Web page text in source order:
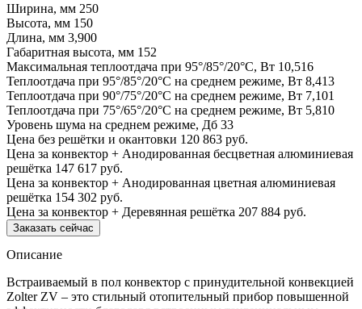
Ширина, мм 250
Высота, мм 150
Длина, мм 3,900
Габаритная высота, мм 152
Максимальная теплоотдача при 95°/85°/20°С, Вт 10,516
Теплоотдача при 95°/85°/20°С на среднем режиме, Вт 8,413
Теплоотдача при 90°/75°/20°С на среднем режиме, Вт 7,101
Теплоотдача при 75°/65°/20°С на среднем режиме, Вт 5,810
Уровень шума на среднем режиме, Дб 33
Цена без решётки и окантовки 120 863 руб.
Цена за конвектор + Анодированная бесцветная алюминиевая
решётка 147 617 руб.
Цена за конвектор + Анодированная цветная алюминиевая
решётка 154 302 руб.
Цена за конвектор + Деревянная решётка 207 884 руб.
Заказать сейчас
Описание
Встраиваемый в пол конвектор с принудительной конвекцией
Zolter ZV – это стильный отопительный прибор повышенной